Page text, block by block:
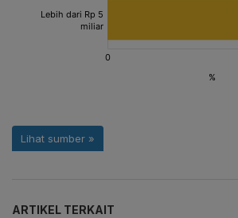
ARTIKEL TERKAIT